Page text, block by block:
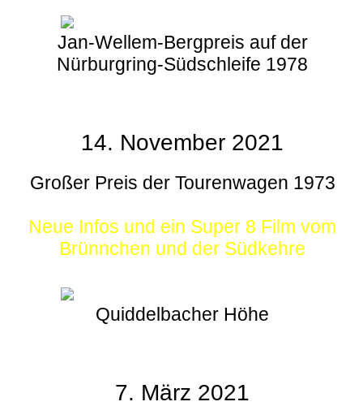
Jan-Wellem-Bergpreis auf der
Nürburgring-Südschleife 1978
14. November 2021
Großer Preis der Tourenwagen 1973
Neue Infos und ein Super 8 Film vom
Brünnchen und der Südkehre
Quiddelbacher Höhe
7. März 2021